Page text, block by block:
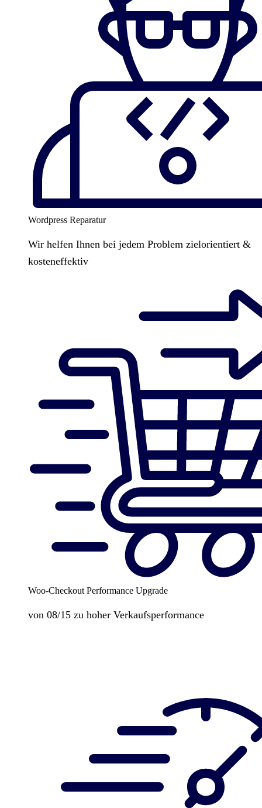
Wordpress Reparatur
Wir helfen Ihnen bei jedem Problem zielorientiert &
kosteneffektiv
Woo-Checkout Performance Upgrade
von 08/15 zu hoher Verkaufsperformance